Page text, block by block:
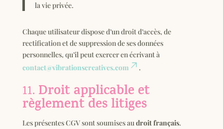
la vie privée.
Chaque utilisateur dispose d’un droit d’accès, de
rectification et de suppression de ses données
personnelles, qu’il peut exercer en écrivant à
contact@vibrationscreatives.com
.
11. Droit applicable et
règlement des litiges
Les présentes CGV sont soumises audroit français.